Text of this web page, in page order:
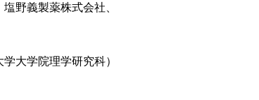
野義製薬株式会社、
大学院理学研究科）